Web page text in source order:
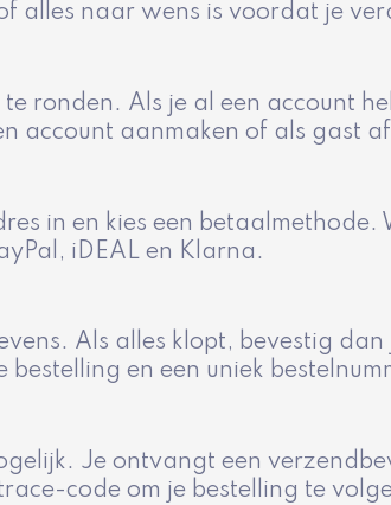
alles naar wens is voordat je
te ronden. Als je al een account
account aanmaken of als gast
in en kies een betaalmethode.
iDEAL en Klarna.
Als alles klopt, bevestig
en een uniek
Je ontvangt een
code om je bestelling te